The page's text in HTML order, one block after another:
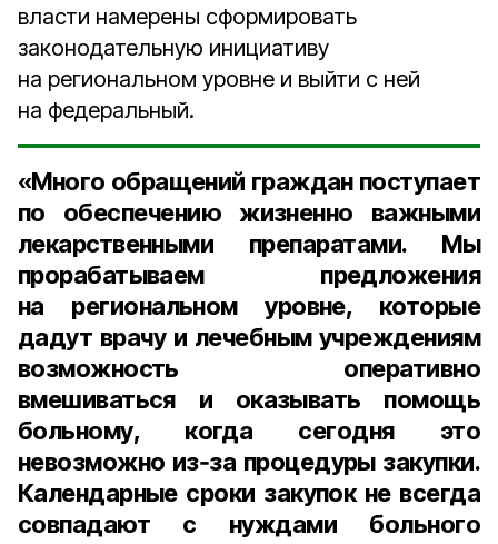
власти намерены сформировать
законодательную инициативу
на региональном уровне и выйти с ней
на федеральный.
«Много обращений граждан поступает
по обеспечению жизненно важными
лекарственными препаратами. Мы
прорабатываем предложения
на региональном уровне, которые
дадут врачу и лечебным учреждениям
возможность оперативно
вмешиваться и оказывать помощь
больному, когда сегодня это
невозможно из‑за процедуры закупки.
Календарные сроки закупок не всегда
совпадают с нуждами больного